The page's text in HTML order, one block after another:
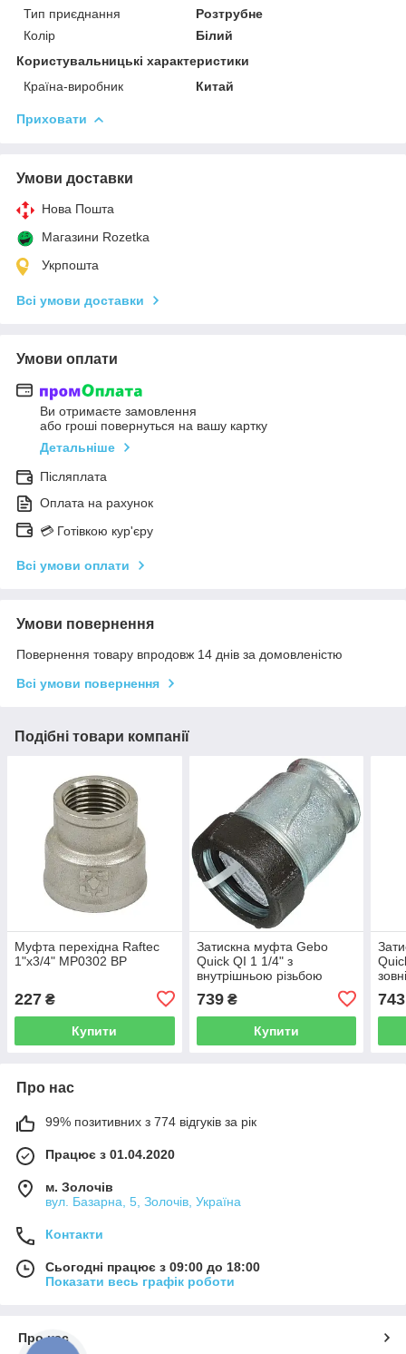
Тип приєднання
Розтрубне
Колір
Білий
Користувальницькі характеристики
Країна-виробник
Китай
Приховати
Умови доставки
Нова Пошта
Магазини Rozetka
Укрпошта
Всі умови доставки
Умови оплати
Ви отримаєте замовлення
або гроші повернуться на вашу картку
Детальніше
Післяплата
Оплата на рахунок
💳 Готівкою кур'єру
Всі умови оплати
Умови повернення
Повернення товару впродовж 14 днів за домовленістю
Всі умови повернення
Подібні товари компанії
Муфта перехідна Raftec
1"х3/4" MP0302 ВР
227 ₴
Купити
Затискна муфта Gebo
Quick QI 1 1/4" з
внутрішньою різьбою
(17.195.01.04)
739₴
Купити
743
Про нас
99% позитивних з 774 відгуків за рік
Працює з 01.04.2020
м. Золочів
вул. Базарна, 5, Золочів, Україна
Контакти
Сьогодні працює з 09:00 до 18:00
Показати весь графік роботи
Про нас